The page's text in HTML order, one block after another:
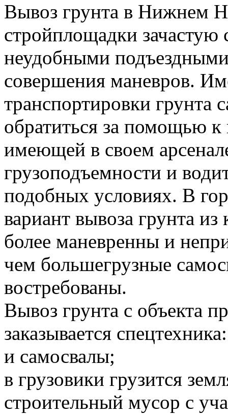
Вывоз грунта в Нижнем
стройплощадки зачастую
неудобными
совершения маневров.
транспортировки грунта
обратиться за помощью
имеющей в своем
грузоподъемности и
подобных условиях. В
вариант вывоза грунта
более маневренны и
чем большегрузные
востребованы.
Вывоз грунта с объекта
заказывается
и самосвалы;
в грузовики грузится
строительный мусор с